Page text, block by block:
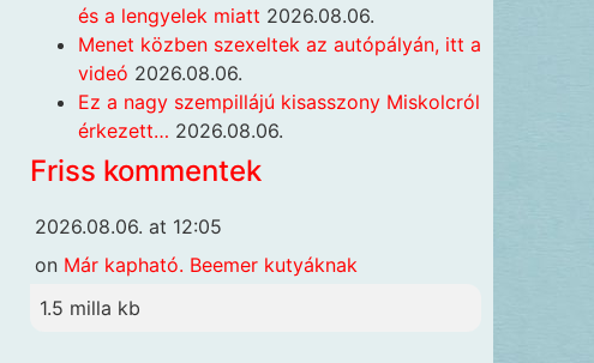
és a lengyelek miatt 2026.08.06.
Menet közben szexeltek az autópályán, itt a
videó 2026.08.06.
Ez a nagy szempillájú kisasszony Miskolcról
érkezett… 2026.08.06.
Friss kommentek
2026.08.06. at 12:05
on Már kapható. Beemer kutyáknak
1.5 milla kb